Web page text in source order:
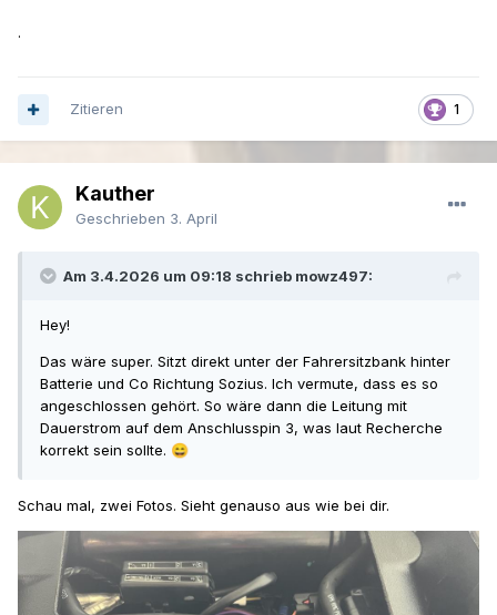
.
1
Zitieren
Kauther
Geschrieben 3. April
Am 3.4.2026 um 09:18 schrieb mowz497:
Hey!
Das wäre super. Sitzt direkt unter der Fahrersitzbank hinter
Batterie und Co Richtung Sozius. Ich vermute, dass es so
angeschlossen gehört. So wäre dann die Leitung mit
Dauerstrom auf dem Anschlusspin 3, was laut Recherche
korrekt sein sollte. 😄
Schau mal, zwei Fotos. Sieht genauso aus wie bei dir.